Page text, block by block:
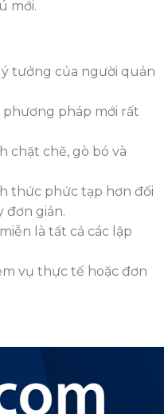
mới.
tưởng của người quản
phương pháp mới rất
chặt chẽ, gò bó và
thức phức tạp hơn đối
đơn giản.
là tất cả các lập
vụ thực tế hoặc đơn